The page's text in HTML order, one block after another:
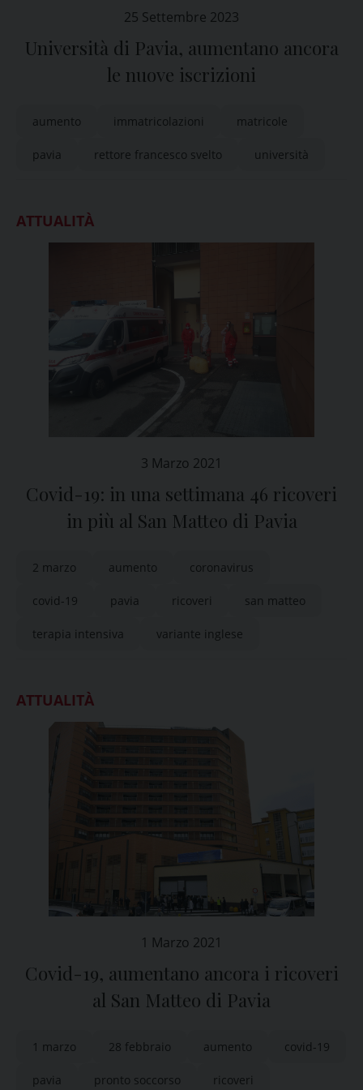
25 Settembre 2023
Università di Pavia, aumentano ancora
le nuove iscrizioni
aumento immatricolazioni matricole
pavia rettore francesco svelto università
ATTUALITÀ
3 Marzo 2021
Covid-19: in una settimana 46 ricoveri
in più al San Matteo di Pavia
2 marzo aumento coronavirus
covid-19 pavia ricoveri san matteo
terapia intensiva variante inglese
ATTUALITÀ
1 Marzo 2021
Covid-19, aumentano ancora i ricoveri
al San Matteo di Pavia
1 marzo 28 febbraio aumento covid-19
pavia pronto soccorso ricoveri